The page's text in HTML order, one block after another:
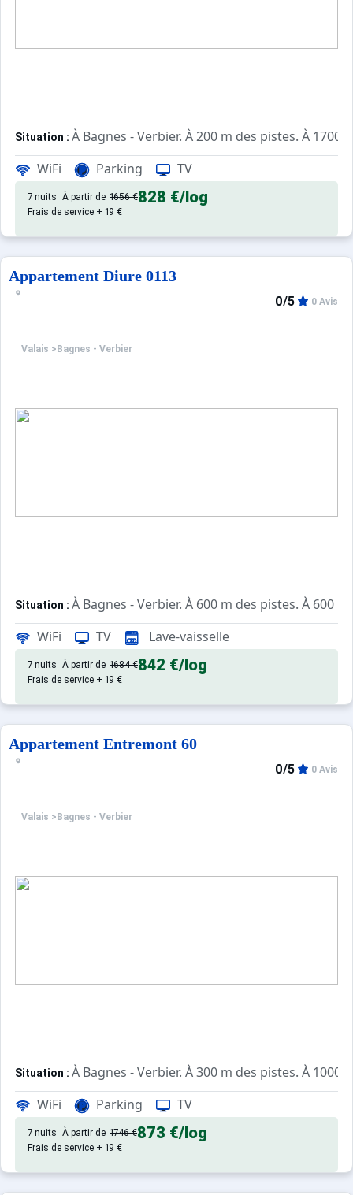
Situation : À Bagnes - Verbier. À 200 m des pistes. À 1700
Appartement de particulier :, de 30 m² avec balcon.
WiFi Parking TV
7 nuits À partir de 1656 €828 €/log
Frais de service + 19 €
Appartement Diure 0113
Valais > Bagnes - Verbier
0/5 0 Avis
Situation : À Bagnes - Verbier. À 600 m des pistes. À 600
Appartement de particulier : de qualité, de 30 m²
WiFi TV Lave-vaisselle
7 nuits À partir de 1684 €842 €/log
Frais de service + 19 €
Appartement Entremont 60
Valais > Bagnes - Verbier
0/5 0 Avis
Situation : À Bagnes - Verbier. À 300 m des pistes. À 1000
Appartement de particulier : de qualité, de 54 m² avec
WiFi Parking TV
7 nuits À partir de 1746 €873 €/log
Frais de service + 19 €